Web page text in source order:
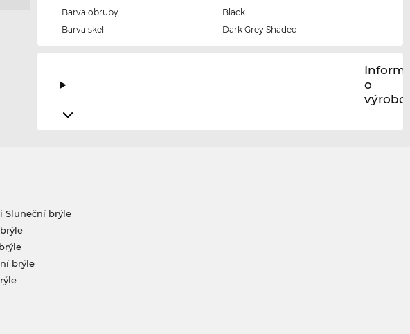
Barva obruby
Black
Barva skel
Dark Grey Shaded
o
výrobci
Sluneční brýle
brýle